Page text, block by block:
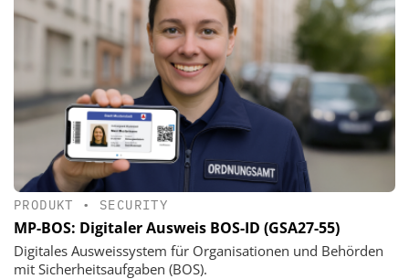
PRODUKT • SECURITY
MP-BOS: Digitaler Ausweis BOS-ID (GSA27-55)
Digitales Ausweissystem für Organisationen und Behörden
mit Sicherheitsaufgaben (BOS).